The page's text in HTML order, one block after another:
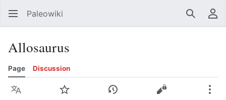
Paleowiki
Allosaurus
Page Discussion
Langue Suivre Voir l’historiqueVoir le texte Plus